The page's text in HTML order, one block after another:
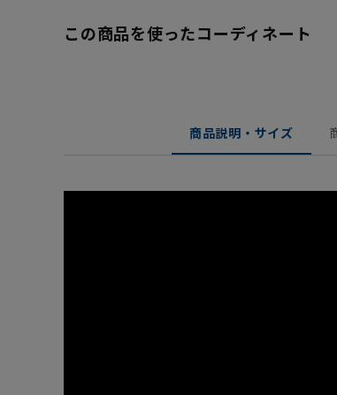
この商品を使ったコーディネート
商品説明・サイズ